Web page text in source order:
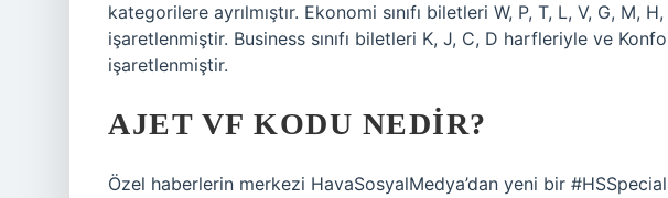
kategorilere ayrılmıştır. Ekonomi sınıfı biletleri W, P, T, L, V, G, M,
işaretlenmiştir. Business sınıfı biletleri K, J, C, D harfleriyle ve
işaretlenmiştir.
AJET VF KODU NEDIR?
Özel haberlerin merkezi HavaSosyalMedya’dan yeni bir